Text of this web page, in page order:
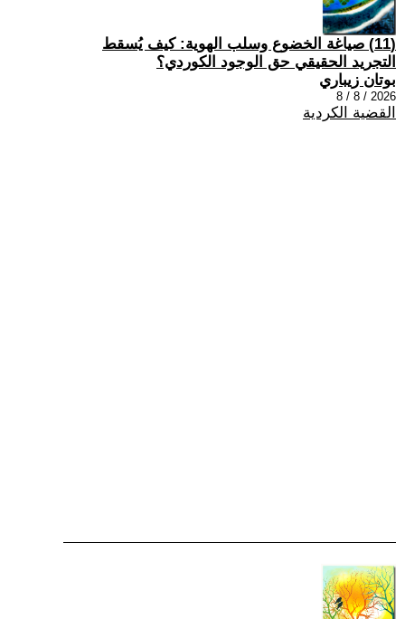
(11) صياغة الخضوع وسلب الهوية: كيف يُسقط
التجريد الحقيقي حق الوجود الكوردي؟
بوتان زيباري
2026 / 8 / 8
القضية الكردية